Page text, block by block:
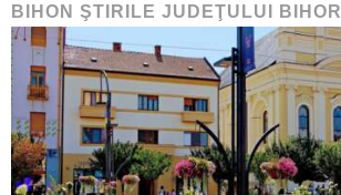
BIHON ŞTIRILE JUDEŢULUI BIHOR